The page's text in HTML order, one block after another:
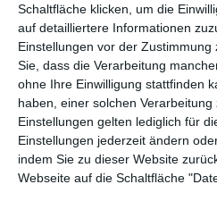
Schaltfläche klicken, um die
auf detailliertere Informationen
Einstellungen vor der Zustimmung
Sie, dass die Verarbeitung
ohne Ihre Einwilligung stattfinden
haben, einer solchen
Einstellungen gelten lediglich für
Einstellungen jederzeit ändern
indem Sie zu dieser Website
Webseite auf die Schaltfläche
Die beiden großen
es zu ihnen gekommen ist und
Brüdern gegründet wurden,
bewusst sein. Wer seine
bekommt inDie Dasslers –
ersten Einblick. Drei Stunden
gemeinsamen Anfängen bis
wichtigsten Punkte